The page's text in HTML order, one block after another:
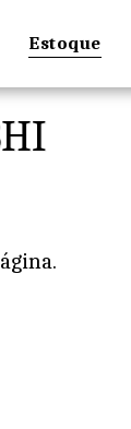
Estoque